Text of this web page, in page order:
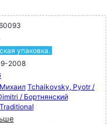
упаковка.
2008
Tchaikovsky, Pyotr /
/ Бортнянский